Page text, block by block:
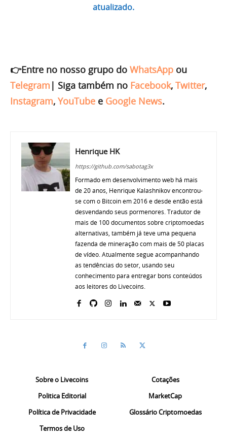
atualizado.
👉Entre no nosso grupo do WhatsApp ou
Telegram | Siga também no Facebook, Twitter,
Instagram, YouTube e Google News.
Henrique HK
https://github.com/sabotag3x
Formado em desenvolvimento web há mais
de 20 anos, Henrique Kalashnikov encontrou-
se com o Bitcoin em 2016 e desde então está
desvendando seus pormenores. Tradutor de
mais de 100 documentos sobre criptomoedas
alternativas, também já teve uma pequena
fazenda de mineração com mais de 50 placas
de vídeo. Atualmente segue acompanhando
as tendências do setor, usando seu
conhecimento para entregar bons conteúdos
aos leitores do Livecoins.
Sobre o Livecoins
Politica Editorial
Política de Privacidade
Termos de Uso
Cotações
MarketCap
Glossário Criptomoedas